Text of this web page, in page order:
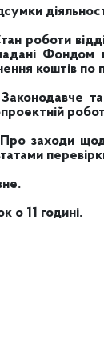
роботи
Фондом
коштів по
Законодавче
Про заходи
о 11 годині.